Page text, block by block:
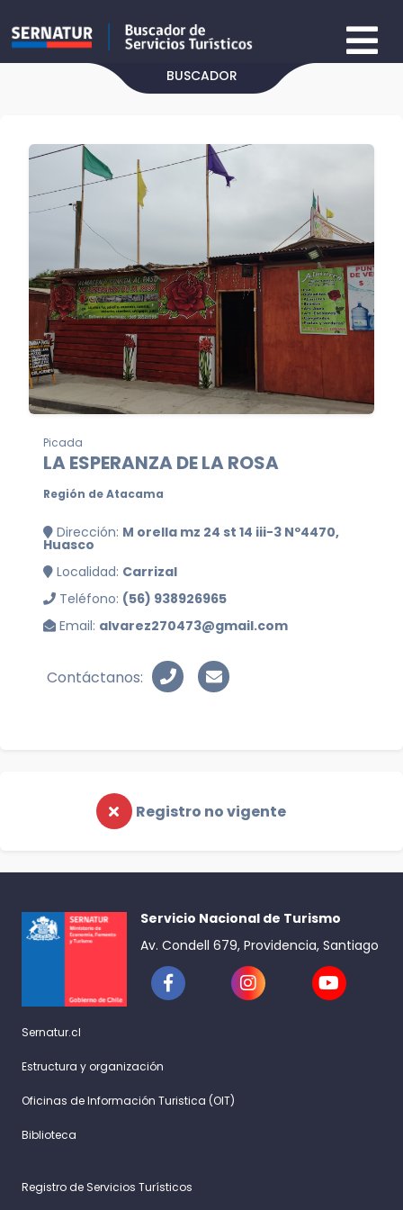
BUSCADOR
Picada
LA ESPERANZA DE LA ROSA
Región de Atacama
Dirección: M orella mz 24 st 14 iii−3 Nº4470,
Huasco
Localidad: Carrizal
Teléfono: (56) 938926965
Email: alvarez270473@gmail.com
Contáctanos:
Registro no vigente
Servicio Nacional de Turismo
Av. Condell 679, Providencia, Santiago
Sernatur.cl
Estructura y organización
Oficinas de Información Turistica (OIT)
Biblioteca
Registro de Servicios Turísticos